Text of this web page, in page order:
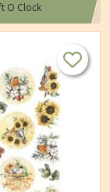
O Clock